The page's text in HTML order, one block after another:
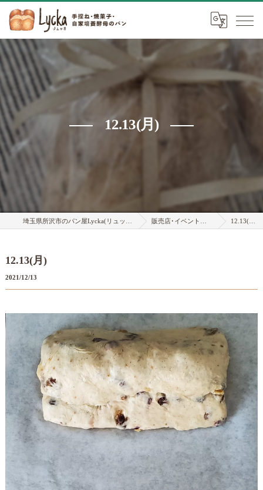
12.13(月)
販売店･イベント情報 12.13(月)
12.13(月)
2021/12/13